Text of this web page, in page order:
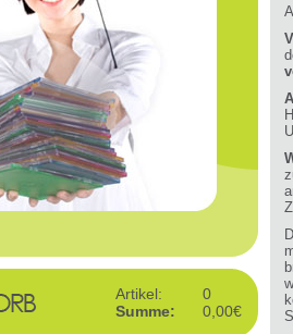
Artikel:
0
Summe:
0,00€